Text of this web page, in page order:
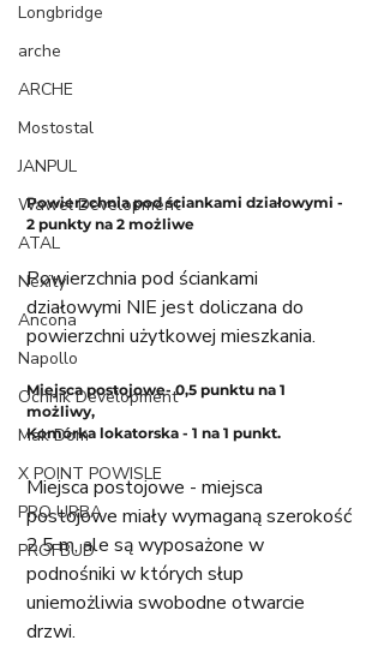
Longbridge
arche
ARCHE
Mostostal
JANPUL
Wawel Development
ATAL
Nexity
Ancona
Napollo
Ochnik Development
Mak Dom
X POINT POWISLE
PRO URBA
PROFBUD
Powierzchnia pod ściankami działowymi -
2 punkty na 2 możliwe
Powierzchnia pod ściankami
działowymi NIE jest doliczana do
powierzchni użytkowej mieszkania.
Miejsca postojowe- 0,5 punktu na 1
możliwy,
Komórka lokatorska - 1 na 1 punkt.
Miejsca postojowe - miejsca
postojowe miały wymaganą szerokość
2,5 m, ale są wyposażone w
podnośniki w których słup
uniemożliwia swobodne otwarcie
drzwi.